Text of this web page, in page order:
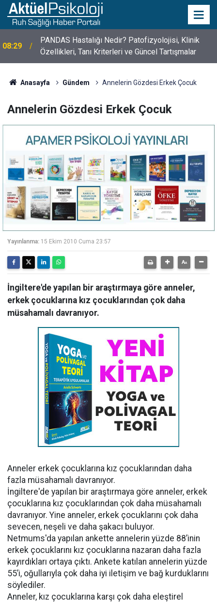
10:30
10 Mayıs Psikologlar Günü Nasıl Ortaya Çıktı? 10
Mayıs Tarihinin Hikayesi
Anasayfa Gündem Annelerin Gözdesi Erkek Çocuk
Annelerin Gözdesi Erkek Çocuk
Yayınlanma: 15 Ekim 2010 Cuma 23:57
İngiltere'de yapılan bir araştırmaya göre anneler,
erkek çocuklarına kız çocuklarından çok daha
müsahamalı davranıyor.
Anneler erkek çocuklarına kız çocuklarından daha
fazla müsahamalı davranıyor.
İngiltere'de yapılan bir araştırmaya göre anneler, erkek
çocuklarına kız çocuklarından çok daha müsahamalı
davranıyor. Yine anneler, erkek çocuklarını çok daha
sevecen, neşeli ve daha şakacı buluyor.
Netmums'da yapılan ankette annelerin yüzde 88’inin
erkek çocuklarını kız çocuklarına nazaran daha fazla
kayırdıkları ortaya çıktı. Ankete katılan annelerin yüzde
55’i, oğullarıyla çok daha iyi iletişim ve bağ kurduklarını
söylediler.
Anneler, kız çocuklarına karşı çok daha eleştirel